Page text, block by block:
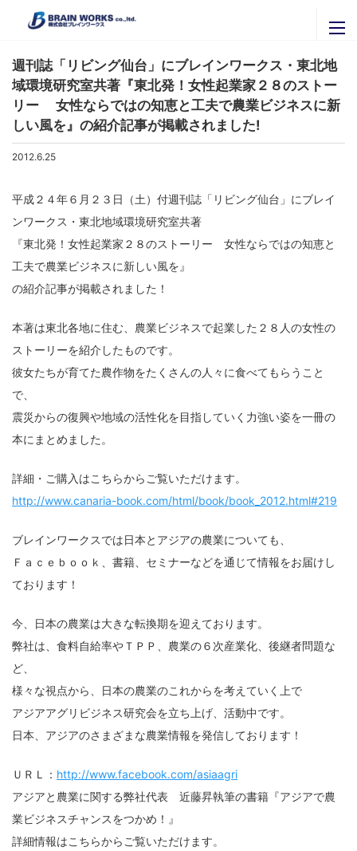
ブレインワークスの紹介
ブレインワークスを知る
代表者挨拶・プロフィール
ブレインワークスの実績
拠点一覧
ニュースリリース
セミナー・イベント
株式会社ＩＴグローバルブレイン
株式会社ブレインナビオン
株式会社カナリアコミュニケーションズ
Brainworks ASIA CO.,Ltd
採用専用ページ
お問い合わせ
サービス内容
書籍購入
エンジニア募集
パートナー募集
Facebook
経営革新支援事業、セキュリティサービス事業におけるコンサルティング・診断サー
ビス、ＩＴアウトソーシング事業におけるネットワーク構築・運用・保守サービス、
システム開発事業におけるシステム開発に関わる業務
週刊誌「リビング仙台」にブレインワークス・東北地
域環境研究室共著『東北発！女性起業家２８のストー
リー 女性ならではの知恵と工夫で農業ビジネスに新
しい風を』の紹介記事が掲載されました!
2012.6.25
平成２４年６月２３日（土）付週刊誌「リビング仙台」にブレイ
ンワークス・東北地域環境研究室共著
『東北発！女性起業家２８のストーリー 女性ならではの知恵と
工夫で農業ビジネスに新しい風を』
の紹介記事が掲載されました！
本著は東北各地に住む、農業ビジネスで起業した２８人の女性の
ストーリーを紹介したものです。
彼女たちが育てた農作物をたくさんの人々に食べてもらうこと
で、
震災からの復興や地域の活性化を目指していく力強い姿を一冊の
本にまとめました。
詳細・ご購入はこちらからご覧いただけます。
http://www.canaria-book.com/html/book/book_2012.html#219
ブレインワークスでは日本とアジアの農業についても、
Ｆａｃｅｂｏｏｋ、書籍、セミナーなどを通じて情報をお届けし
ております！
今、日本の農業は大きな転換期を迎えております。
弊社は、食料自給率やＴＰＰ、農業の６次産業化、後継者問題な
ど、
様々な視点から、日本の農業のこれからを考えていく上で
アジアアグリビジネス研究会を立ち上げ、活動中です。
日本、アジアのさまざまな農業情報を発信しております！
ＵＲＬ： http://www.facebook.com/asiaagri
アジアと農業に関する弊社代表 近藤昇執筆の書籍『アジアで農
業ビジネスチャンスをつかめ！』
詳細情報はこちらからご覧いただけます。